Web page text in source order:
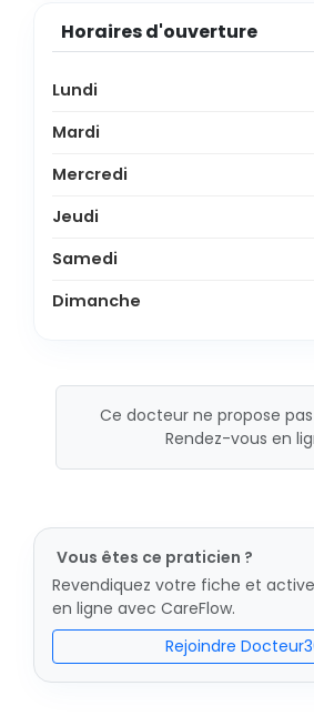
Horaires d'ouverture
Lundi
Mardi
Mercredi
Jeudi
Samedi
Dimanche
Ce docteur ne propose
Rendez-vous en
Vous êtes ce praticien ?
Revendiquez votre fiche et
en ligne avec CareFlow.
Rejoindre